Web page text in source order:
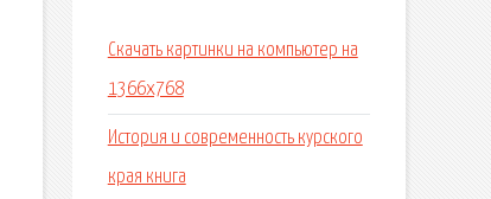
Скачать картинки на компьютер на
1366x768
История и современность курского
края книга